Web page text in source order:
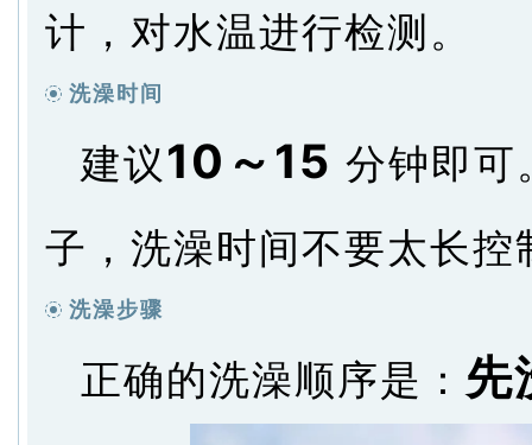
计，对水温进行检测。
洗澡时间
建议10～15 分钟即可
子，洗澡时间不要太长
洗澡步骤
正确的洗澡顺序是： 先